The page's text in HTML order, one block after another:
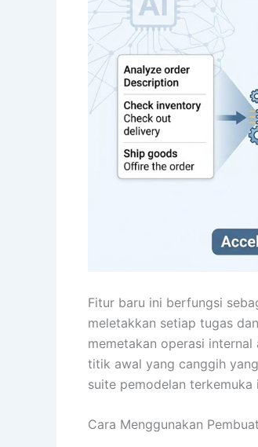
Fitur baru ini berfungsi
meletakkan setiap tugas
memetakan operasi
titik awal yang canggih
suite pemodelan terkemuka
Cara Menggunakan